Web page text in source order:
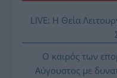
LIVE: Η Θεία
Ο καιρός των
Αύγουστος με